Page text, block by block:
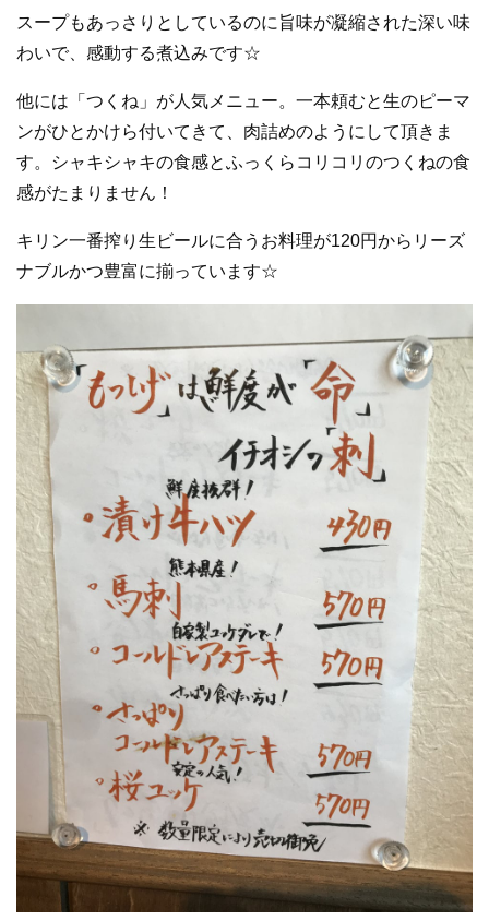
スープもあっさりとしているのに旨味が凝縮された深い味
わいで、感動する煮込みです☆
他には「つくね」が人気メニュー。一本頼むと生のピーマ
ンがひとかけら付いてきて、肉詰めのようにして頂きま
す。シャキシャキの食感とふっくらコリコリのつくねの食
感がたまりません！
キリン一番搾り生ビールに合うお料理が120円からリーズ
ナブルかつ豊富に揃っています☆